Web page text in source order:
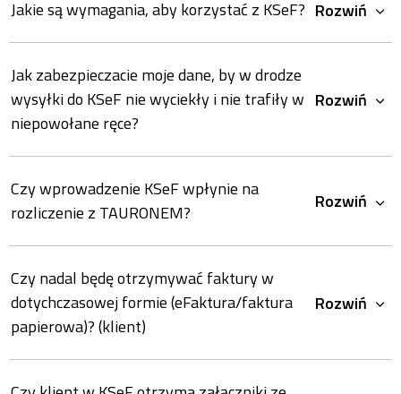
Jakie są wymagania, aby korzystać z KSeF? Rozwiń
Jak zabezpieczacie moje dane, by w drodze
wysyłki do KSeF nie wyciekły i nie trafiły w
niepowołane ręce?
Rozwiń
Czy wprowadzenie KSeF wpłynie na
rozliczenie z TAURONEM?
Rozwiń
Czy nadal będę otrzymywać faktury w
dotychczasowej formie (eFaktura/faktura
papierowa)? (klient)
Rozwiń